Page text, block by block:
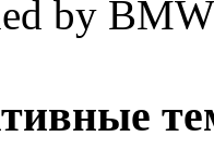
by